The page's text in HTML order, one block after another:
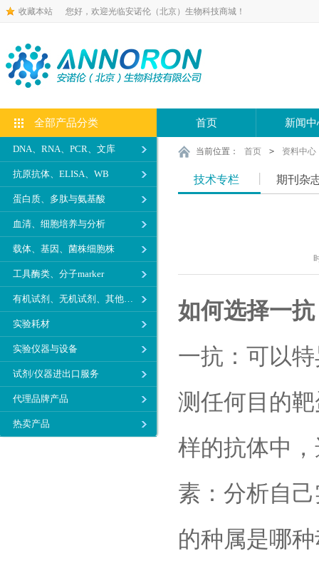
收藏本站 您好，欢迎光临安诺伦（北京）生物科技商城！
全部产品分类
DNA、RNA、PCR、文库
抗原抗体、ELISA、WB
蛋白质、多肽与氨基酸
血清、细胞培养与分析
载体、基因、菌株细胞株
工具酶类、分子marker
有机试剂、无机试剂、其他生化试剂
实验耗材
实验仪器与设备
试剂/仪器进出口服务
代理品牌产品
热卖产品
首页 新闻中
当前位置： 首页 > 资料中心
技术专栏 期刊杂
如何选择一抗
一抗：可以
测任何目的
样的抗体中
素：分析自
的种属是哪